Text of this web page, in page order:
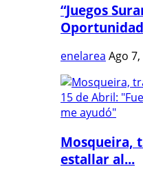
“Juegos
enelarea Ago
Mosqueira,
estallar al...